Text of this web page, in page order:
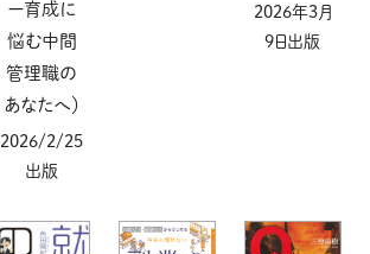
ー育成に
悩む中間
管理職の
あなたへ）
2026/2/25
出版
2026年3月
9日出版